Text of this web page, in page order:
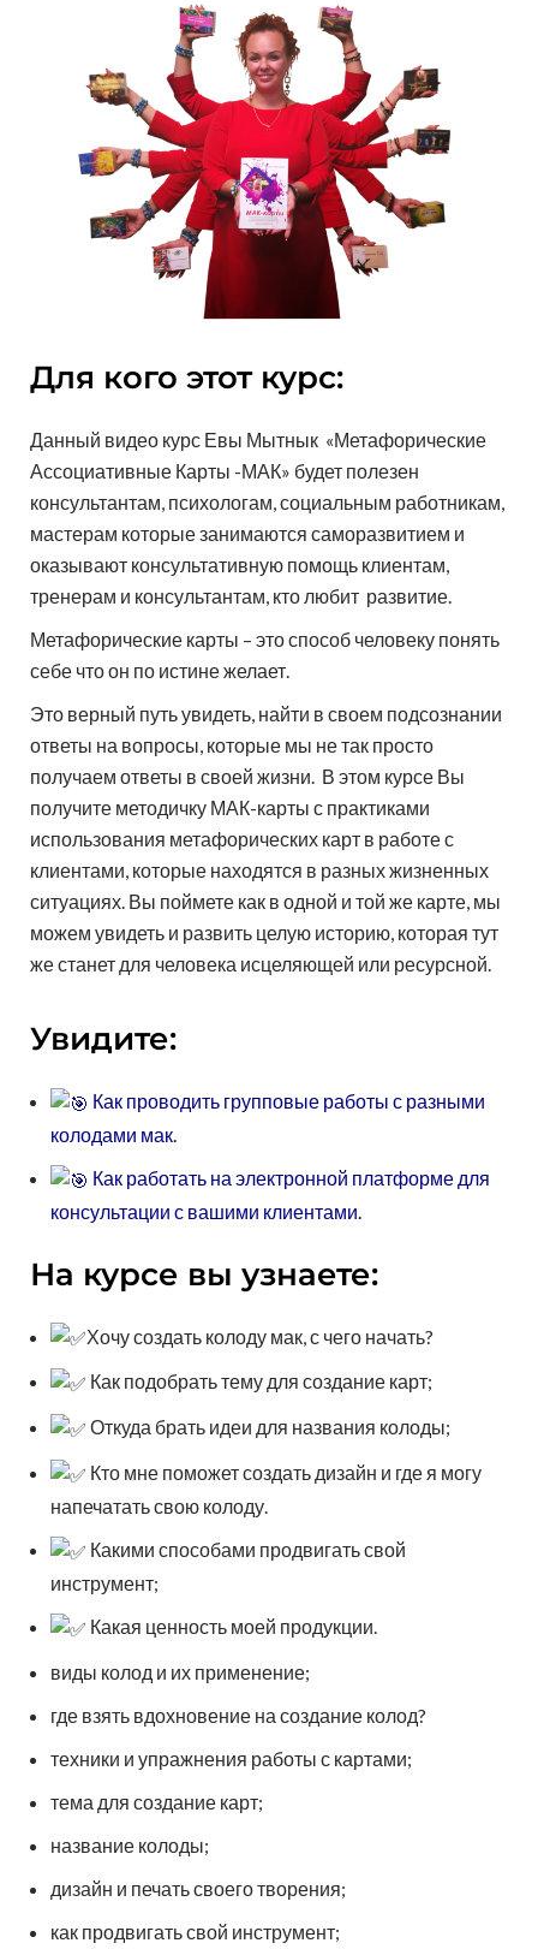
Для кого этот курс:
Данный видео курс Евы Мытнык «Метафорические
Ассоциативные Карты -МАК» будет полезен
консультантам, психологам, социальным работникам,
мастерам которые занимаются саморазвитием и
оказывают консультативную помощь клиентам,
тренерам и консультантам, кто любит развитие.
Метафорические карты – это способ человеку понять
себе что он по истине желает.
Это верный путь увидеть, найти в своем подсознании
ответы на вопросы, которые мы не так просто
получаем ответы в своей жизни. В этом курсе Вы
получите методичку МАК-карты с практиками
использования метафорических карт в работе с
клиентами, которые находятся в разных жизненных
ситуациях. Вы поймете как в одной и той же карте, мы
можем увидеть и развить целую историю, которая тут
же станет для человека исцеляющей или ресурсной.
Увидите:
Как проводить групповые работы с разными
колодами мак.
Как работать на электронной платформе для
консультации с вашими клиентами.
На курсе вы узнаете:
Хочу создать колоду мак, с чего начать?
Как подобрать тему для создание карт;
Откуда брать идеи для названия колоды;
Кто мне поможет создать дизайн и где я могу
напечатать свою колоду.
Какими способами продвигать свой
инструмент;
Какая ценность моей продукции.
виды колод и их применение;
где взять вдохновение на создание колод?
техники и упражнения работы с картами;
тема для создание карт;
название колоды;
дизайн и печать своего творения;
как продвигать свой инструмент;